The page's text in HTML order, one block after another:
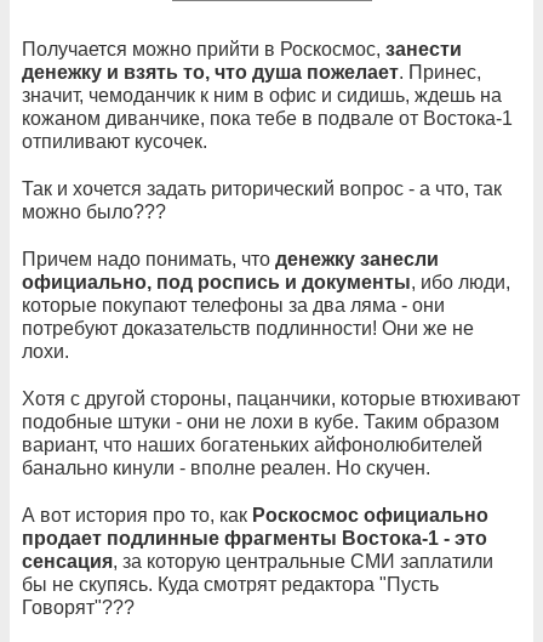
Получается можно прийти в Роскосмос, занести
денежку и взять то, что душа пожелает. Принес,
значит, чемоданчик к ним в офис и сидишь, ждешь на
кожаном диванчике, пока тебе в подвале от Востока-1
отпиливают кусочек.
Так и хочется задать риторический вопрос - а что, так
можно было???
Причем надо понимать, что денежку занесли
официально, под роспись и документы, ибо люди,
которые покупают телефоны за два ляма - они
потребуют доказательств подлинности! Они же не
лохи.
Хотя с другой стороны, пацанчики, которые втюхивают
подобные штуки - они не лохи в кубе. Таким образом
вариант, что наших богатеньких айфонолюбителей
банально кинули - вполне реален. Но скучен.
А вот история про то, как Роскосмос официально
продает подлинные фрагменты Востока-1 - это
сенсация, за которую центральные СМИ заплатили
бы не скупясь. Куда смотрят редактора "Пусть
Говорят"???